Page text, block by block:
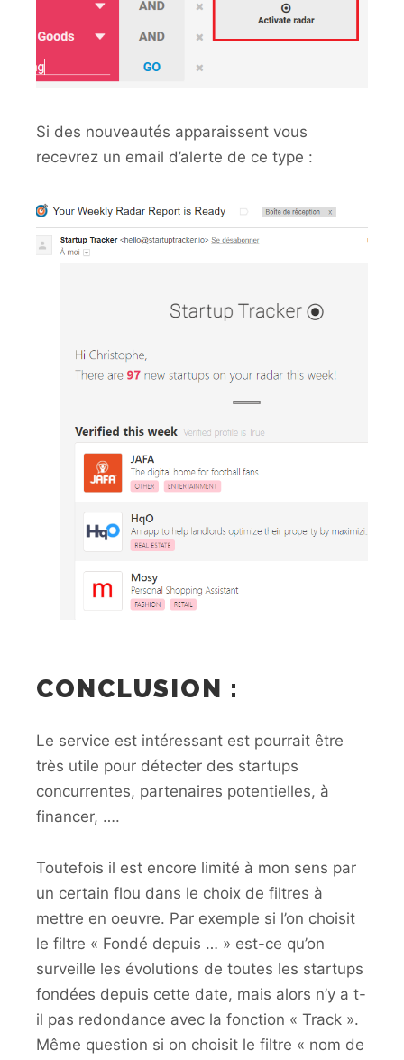
Si des nouveautés apparaissent vous
recevrez un email d’alerte de ce type :
CONCLUSION :
Le service est intéressant est pourrait être
très utile pour détecter des startups
concurrentes, partenaires potentielles, à
financer, ….
Toutefois il est encore limité à mon sens par
un certain flou dans le choix de filtres à
mettre en oeuvre. Par exemple si l’on choisit
le filtre « Fondé depuis … » est-ce qu’on
surveille les évolutions de toutes les startups
fondées depuis cette date, mais alors n’y a t-
il pas redondance avec la fonction « Track ».
Même question si on choisit le filtre « nom de